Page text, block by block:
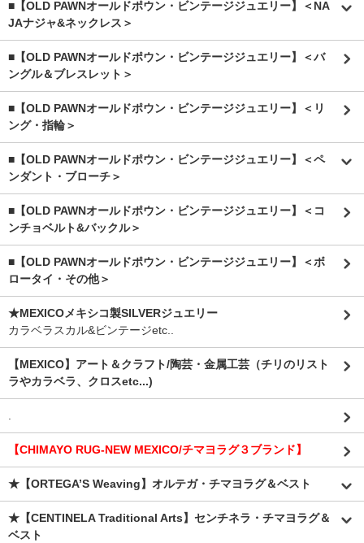
■【OLD PAWNオールドポウン・ビンテージジュエリー】＜NA
JAナジャ&ネックレス＞
■【OLD PAWNオールドポウン・ビンテージジュエリー】＜バ
ングル＆ブレスレット＞
■【OLD PAWNオールドポウン・ビンテージジュエリー】＜リ
ング・指輪＞
■【OLD PAWNオールドポウン・ビンテージジュエリー】＜ペ
ンダント・ブローチ＞
■【OLD PAWNオールドポウン・ビンテージジュエリー】＜コ
ンチョベルト&バックル＞
■【OLD PAWNオールドポウン・ビンテージジュエリー】＜ボ
ロータイ・その他＞
★MEXICOメキシコ製SILVERジュエリー
カラベラスカル&ビンテージetc..
【MEXICO】アート＆クラフト/陶芸・金属工芸（チリのリスト
ラやカラベラ、クロスetc...)
.
【CHIMAYO RUG-NEW MEXICO/チマヨラグ３ブランド】
★【ORTEGA’S Weaving】オルテガ・チマヨラグ＆ベスト
★【CENTINELA Traditional Arts】センチネラ・チマヨラグ＆
ベスト